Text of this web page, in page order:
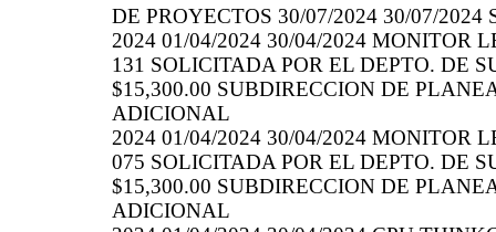
DE PROYECTOS 30/07/2024 30/07/
2024 01/04/2024 30/04/2024 MONITOR
131 SOLICITADA POR EL DEPTO. DE
$15,300.00 SUBDIRECCION DE
ADICIONAL
2024 01/04/2024 30/04/2024 MONITOR
075 SOLICITADA POR EL DEPTO. DE
$15,300.00 SUBDIRECCION DE
ADICIONAL